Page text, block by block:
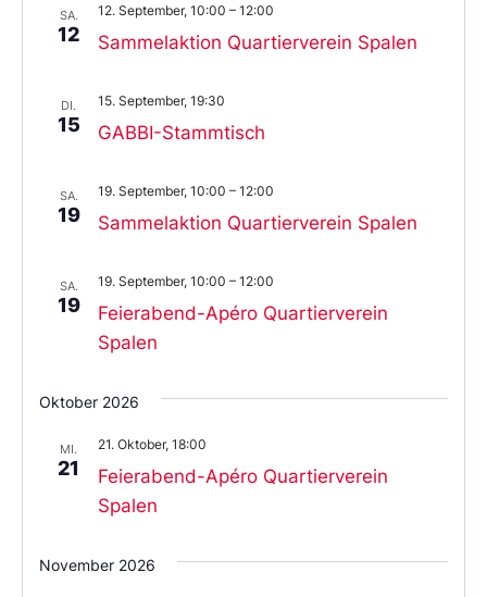
SA.
12 Sammelaktion Quartierverein Spalen
12. September, 10:00 – 12:00
DI.
15 GABBI-Stammtisch
15. September, 19:30
SA.
19 Sammelaktion Quartierverein Spalen
19. September, 10:00 – 12:00
SA.
19
Feierabend-Apéro Quartierverein
Spalen
19. September, 10:00 – 12:00
Oktober 2026
MI.
21
Feierabend-Apéro Quartierverein
Spalen
21. Oktober, 18:00
November 2026